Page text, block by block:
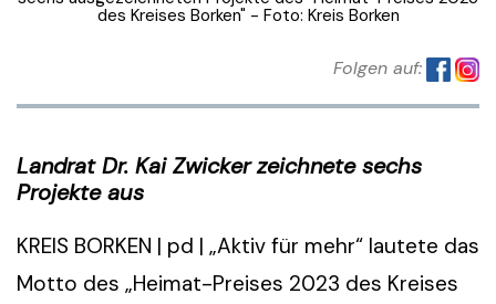
des Kreises Borken" - Foto: Kreis Borken
Folgen auf:
Landrat Dr. Kai Zwicker zeichnete sechs
Projekte aus
KREIS BORKEN | pd | „Aktiv für mehr“ lautete das
Motto des „Heimat-Preises 2023 des Kreises